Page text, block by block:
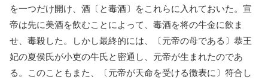
を一つだけ開け、酒〔と毒酒〕をこれらに入れておいた。宣
帝は先に美酒を飲むことによって、毒酒を将の牛金に飲ま
せ、毒殺した。しかし最終的には、〔元帝の母である〕恭王
妃の夏侯氏が小吏の牛氏と密通し、元帝が生まれたのであ
る。このこともまた、〔元帝が天命を受ける徴表に〕符合し